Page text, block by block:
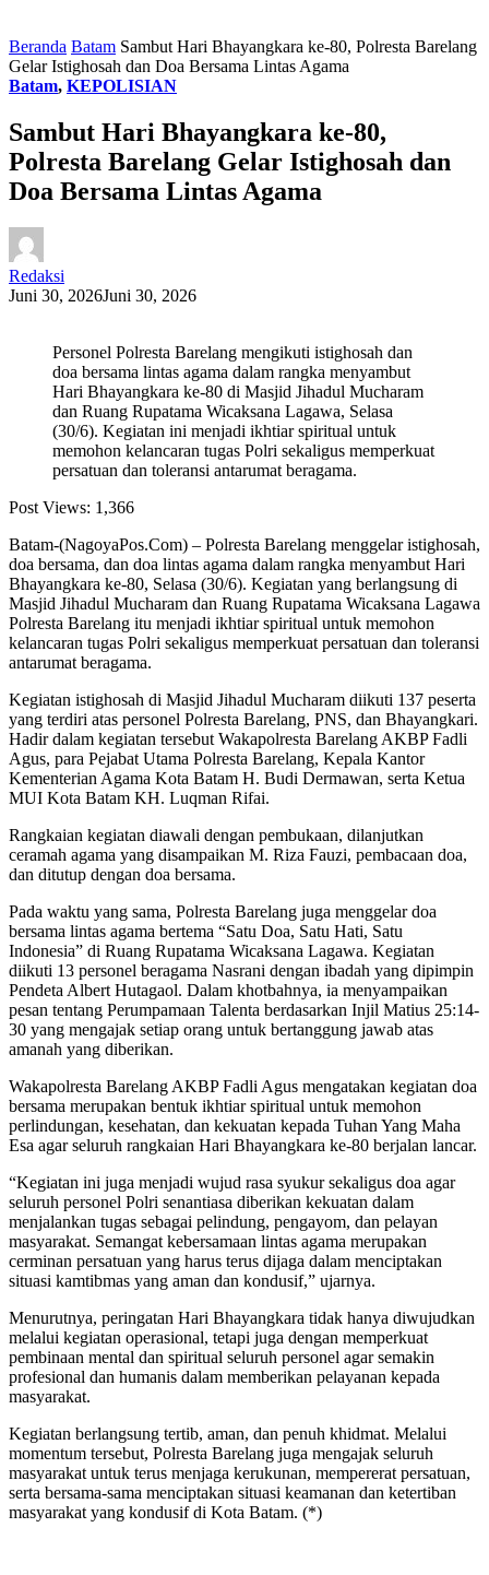
Beranda Batam Sambut Hari Bhayangkara ke-80, Polresta Barelang
Gelar Istighosah dan Doa Bersama Lintas Agama
Batam, KEPOLISIAN
Sambut Hari Bhayangkara ke-80,
Polresta Barelang Gelar Istighosah dan
Doa Bersama Lintas Agama
Redaksi
Juni 30, 2026Juni 30, 2026
Personel Polresta Barelang mengikuti istighosah dan
doa bersama lintas agama dalam rangka menyambut
Hari Bhayangkara ke-80 di Masjid Jihadul Mucharam
dan Ruang Rupatama Wicaksana Lagawa, Selasa
(30/6). Kegiatan ini menjadi ikhtiar spiritual untuk
memohon kelancaran tugas Polri sekaligus memperkuat
persatuan dan toleransi antarumat beragama.
Post Views: 1,366
Batam-(NagoyaPos.Com) – Polresta Barelang menggelar istighosah,
doa bersama, dan doa lintas agama dalam rangka menyambut Hari
Bhayangkara ke-80, Selasa (30/6). Kegiatan yang berlangsung di
Masjid Jihadul Mucharam dan Ruang Rupatama Wicaksana Lagawa
Polresta Barelang itu menjadi ikhtiar spiritual untuk memohon
kelancaran tugas Polri sekaligus memperkuat persatuan dan toleransi
antarumat beragama.
Kegiatan istighosah di Masjid Jihadul Mucharam diikuti 137 peserta
yang terdiri atas personel Polresta Barelang, PNS, dan Bhayangkari.
Hadir dalam kegiatan tersebut Wakapolresta Barelang AKBP Fadli
Agus, para Pejabat Utama Polresta Barelang, Kepala Kantor
Kementerian Agama Kota Batam H. Budi Dermawan, serta Ketua
MUI Kota Batam KH. Luqman Rifai.
Rangkaian kegiatan diawali dengan pembukaan, dilanjutkan
ceramah agama yang disampaikan M. Riza Fauzi, pembacaan doa,
dan ditutup dengan doa bersama.
Pada waktu yang sama, Polresta Barelang juga menggelar doa
bersama lintas agama bertema “Satu Doa, Satu Hati, Satu
Indonesia” di Ruang Rupatama Wicaksana Lagawa. Kegiatan
diikuti 13 personel beragama Nasrani dengan ibadah yang dipimpin
Pendeta Albert Hutagaol. Dalam khotbahnya, ia menyampaikan
pesan tentang Perumpamaan Talenta berdasarkan Injil Matius 25:14-
30 yang mengajak setiap orang untuk bertanggung jawab atas
amanah yang diberikan.
Wakapolresta Barelang AKBP Fadli Agus mengatakan kegiatan doa
bersama merupakan bentuk ikhtiar spiritual untuk memohon
perlindungan, kesehatan, dan kekuatan kepada Tuhan Yang Maha
Esa agar seluruh rangkaian Hari Bhayangkara ke-80 berjalan lancar.
“Kegiatan ini juga menjadi wujud rasa syukur sekaligus doa agar
seluruh personel Polri senantiasa diberikan kekuatan dalam
menjalankan tugas sebagai pelindung, pengayom, dan pelayan
masyarakat. Semangat kebersamaan lintas agama merupakan
cerminan persatuan yang harus terus dijaga dalam menciptakan
situasi kamtibmas yang aman dan kondusif,” ujarnya.
Menurutnya, peringatan Hari Bhayangkara tidak hanya diwujudkan
melalui kegiatan operasional, tetapi juga dengan memperkuat
pembinaan mental dan spiritual seluruh personel agar semakin
profesional dan humanis dalam memberikan pelayanan kepada
masyarakat.
Kegiatan berlangsung tertib, aman, dan penuh khidmat. Melalui
momentum tersebut, Polresta Barelang juga mengajak seluruh
masyarakat untuk terus menjaga kerukunan, mempererat persatuan,
serta bersama-sama menciptakan situasi keamanan dan ketertiban
masyarakat yang kondusif di Kota Batam. (*)